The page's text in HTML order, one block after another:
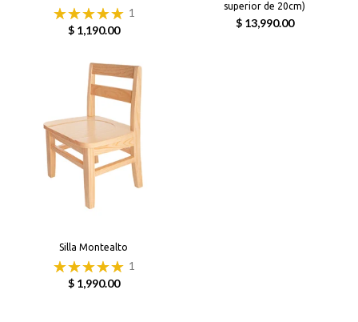
1
$ 1,190.00
superior de 20cm)
$ 13,990.00
Silla Montealto
1
$ 1,990.00